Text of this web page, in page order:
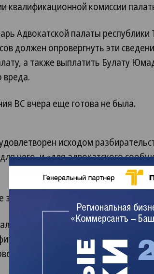
квалификационной комиссии
Адвокатской палаты республики
должен опровергнуть эти
а также выплатить Булату
вреда.
ВС вчера еще готова не была.
исходом
него, и «для адвокатского
не ответил.
несколько реплик Валеха
комиссии в ответ на